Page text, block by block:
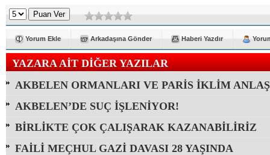
Yorum Ekle Arkadaşına Gönder Haberi Yazdır
YAZARA AİT DİĞER YAZILAR
AKBELEN ORMANLARI VE PARİS İKLİM
AKBELEN’DE SUÇ İŞLENİYOR!
BİRLİKTE ÇOK ÇALIŞARAK KAZANABİLİRİZ
FAİLİ MEÇHUL GAZİ DAVASI 28 YAŞINDA